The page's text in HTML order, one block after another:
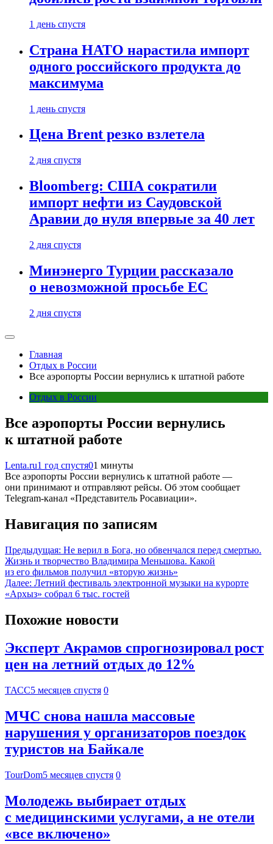
1 день спустя
Страна НАТО нарастила импорт
одного российского продукта до
максимума
1 день спустя
Цена Brent резко взлетела
2 дня спустя
Bloomberg: США сократили
импорт нефти из Саудовской
Аравии до нуля впервые за 40 лет
2 дня спустя
Минэнерго Турции рассказало
о невозможной просьбе ЕС
2 дня спустя
Главная
Отдых в России
Все аэропорты России вернулись к штатной работе
Отдых в России
Все аэропорты России вернулись
к штатной работе
Lenta.ru1 год спустя01 минуты
Все аэропорты России вернулись к штатной работе —
они принимают и отправляют рейсы. Об этом сообщает
Telegram-канал «Представитель Росавиации».
Навигация по записям
Предыдущая: Не верил в Бога, но обвенчался перед смертью.
Жизнь и творчество Владимира Меньшова. Какой
из его фильмов получил «вторую жизнь»
Далее: Летний фестиваль электронной музыки на курорте
«Архыз» собрал 6 тыс. гостей
Похожие новости
Эксперт Акрамов спрогнозировал рост
цен на летний отдых до 12%
ТАСС5 месяцев спустя 0
МЧС снова нашла массовые
нарушения у организаторов поездок
туристов на Байкале
TourDom5 месяцев спустя 0
Молодежь выбирает отдых
с медицинскими услугами, а не отели
«все включено»